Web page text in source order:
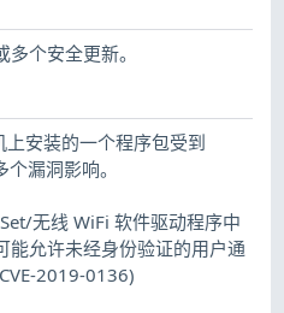
个安全更新。
安装的一个程序包受到
漏洞影响。
无线 WiFi 软件驱动程序中
能允许未经身份验证的用户通
2019-0136)